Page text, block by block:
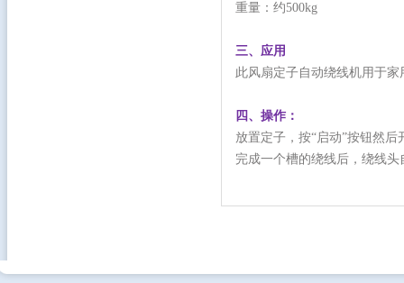
重量：约500kg
三、应用
此风扇定子自动绕线机用于
四、操作：
放置定子，按“启动”按钮然后
完成一个槽的绕线后，绕线